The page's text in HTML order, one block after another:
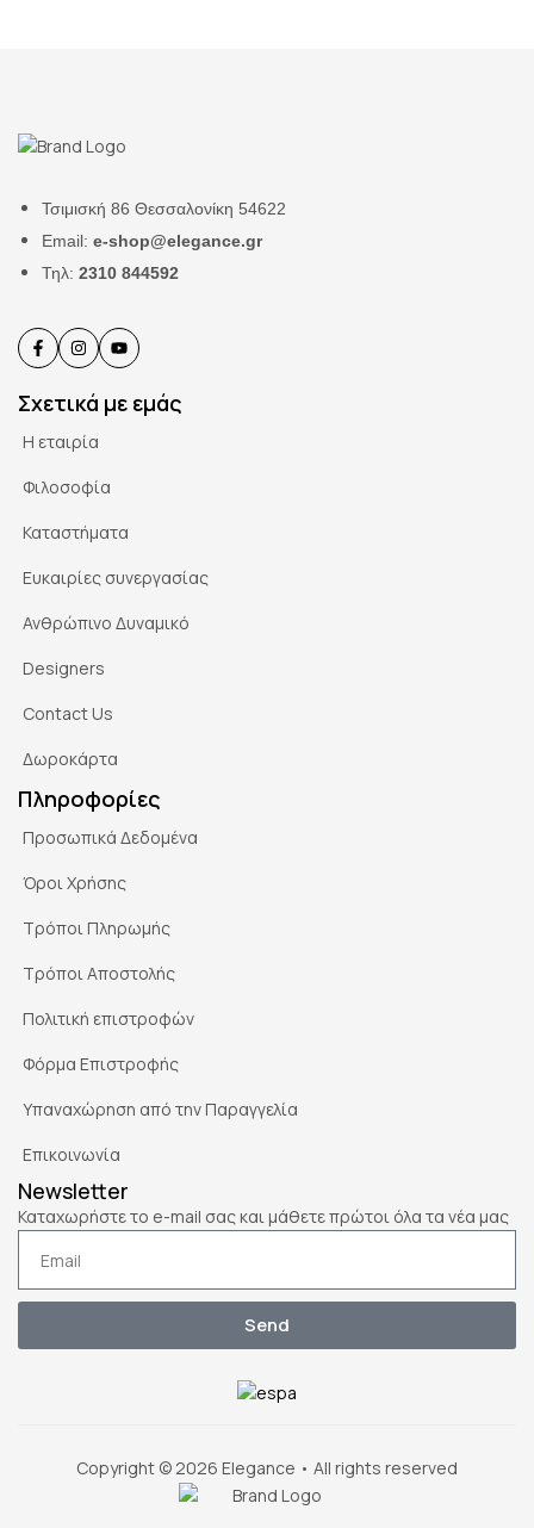
Τσιμισκή 86 Θεσσαλονίκη 54622
Email: e-shop@elegance.gr
Τηλ: 2310 844592
Σχετικά με εμάς
Η εταιρία
Φιλοσοφία
Καταστήματα
Ευκαιρίες συνεργασίας
Ανθρώπινο Δυναμικό
Designers
Contact Us
Δωροκάρτα
Πληροφορίες
Προσωπικά Δεδομένα
Όροι Χρήσης
Τρόποι Πληρωμής
Τρόποι Αποστολής
Πολιτική επιστροφών
Φόρμα Επιστροφής
Υπαναχώρηση από την Παραγγελία
Επικοινωνία
Newsletter
Καταχωρήστε το e-mail σας και μάθετε πρώτοι όλα τα νέα μας
Send
Copyright © 2026 Elegance • All rights reserved